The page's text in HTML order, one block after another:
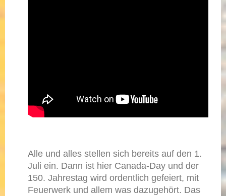
Alle und alles stellen sich bereits auf den 1.
Juli ein. Dann ist hier Canada-Day und der
150. Jahrestag wird ordentlich gefeiert, mit
Feuerwerk und allem was dazugehört. Das